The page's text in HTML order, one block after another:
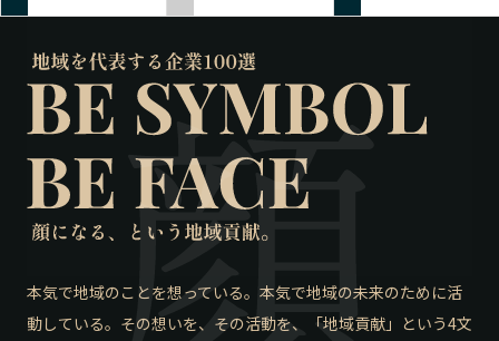
北海道エリア
青森エリア
秋田エリア
山形エリア
福島エリア
茨城エリア
埼玉エリア
千葉エリア
東京23区エリア
富山エリア
石川エリア
福井エリア
山梨エリア
本気で地域のことを想っている。本気で地域の未来のために活
動している。その想いを、その活動を、「地域貢献」という4文